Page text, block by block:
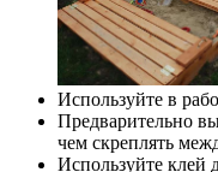
Используйте в
Предварительно
чем скреплять
Используйте клей